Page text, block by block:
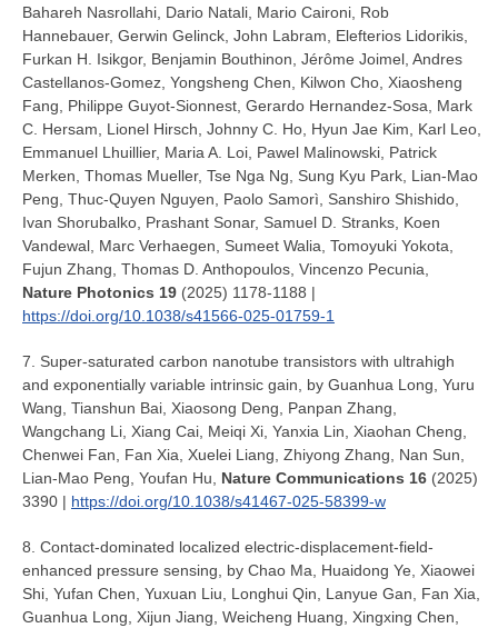
Bahareh Nasrollahi, Dario Natali, Mario Caironi, Rob
Hannebauer, Gerwin Gelinck, John Labram, Elefterios Lidorikis,
Furkan H. Isikgor, Benjamin Bouthinon, Jérôme Joimel, Andres
Castellanos-Gomez, Yongsheng Chen, Kilwon Cho, Xiaosheng
Fang, Philippe Guyot-Sionnest, Gerardo Hernandez-Sosa, Mark
C. Hersam, Lionel Hirsch, Johnny C. Ho, Hyun Jae Kim, Karl Leo,
Emmanuel Lhuillier, Maria A. Loi, Pawel Malinowski, Patrick
Merken, Thomas Mueller, Tse Nga Ng, Sung Kyu Park, Lian-Mao
Peng, Thuc-Quyen Nguyen, Paolo Samorì, Sanshiro Shishido,
Ivan Shorubalko, Prashant Sonar, Samuel D. Stranks, Koen
Vandewal, Marc Verhaegen, Sumeet Walia, Tomoyuki Yokota,
Fujun Zhang, Thomas D. Anthopoulos, Vincenzo Pecunia,
Nature Photonics 19 (2025) 1178-1188 |
https://doi.org/10.1038/s41566-025-01759-1
7. Super-saturated carbon nanotube transistors with ultrahigh
and exponentially variable intrinsic gain, by Guanhua Long, Yuru
Wang, Tianshun Bai, Xiaosong Deng, Panpan Zhang,
Wangchang Li, Xiang Cai, Meiqi Xi, Yanxia Lin, Xiaohan Cheng,
Chenwei Fan, Fan Xia, Xuelei Liang, Zhiyong Zhang, Nan Sun,
Lian-Mao Peng, Youfan Hu, Nature Communications 16 (2025)
3390 | https://doi.org/10.1038/s41467-025-58399-w
8. Contact-dominated localized electric-displacement-field-
enhanced pressure sensing, by Chao Ma, Huaidong Ye, Xiaowei
Shi, Yufan Chen, Yuxuan Liu, Longhui Qin, Lanyue Gan, Fan Xia,
Guanhua Long, Xijun Jiang, Weicheng Huang, Xingxing Chen,